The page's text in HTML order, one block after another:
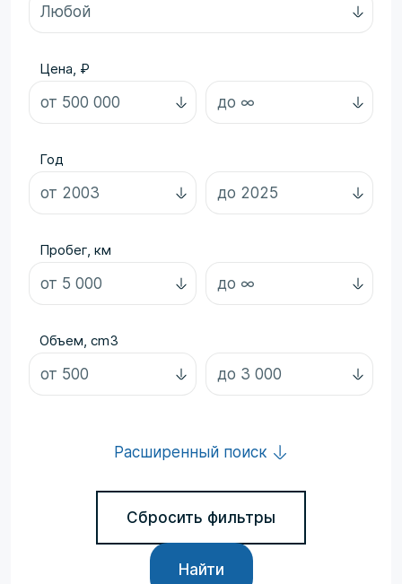
Цена, ₽
Год
Пробег, км
Объем, cm3
Расширенный поиск
Сбросить фильтры
Найти